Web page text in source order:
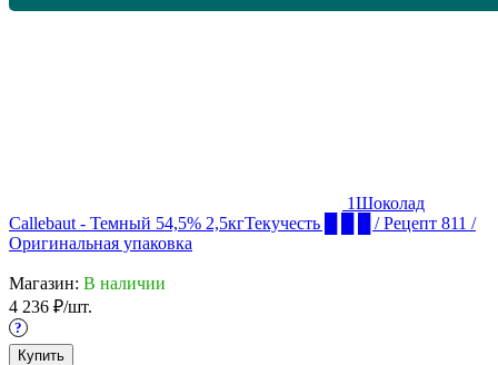
1Шоколад
Callebaut - Темный 54,5% 2,5кгТекучесть █ █ █ / Рецепт 811 /
Оригинальная упаковка
Магазин: В наличии
4 236 ₽/шт.
?
Купить